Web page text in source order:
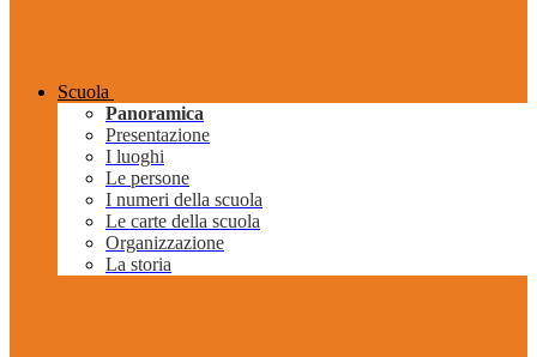
Scuola
Panoramica
Presentazione
I luoghi
Le persone
I numeri della scuola
Le carte della scuola
Organizzazione
La storia